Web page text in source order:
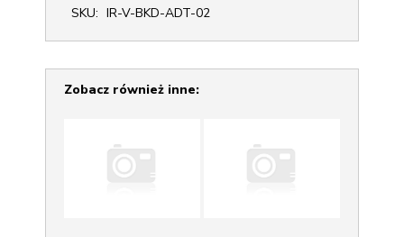
SKU: IR-V-BKD-ADT-02
Zobacz również inne: